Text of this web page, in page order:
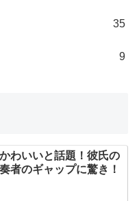
35
9
わいいと話題！彼氏の
者のギャップに驚き！